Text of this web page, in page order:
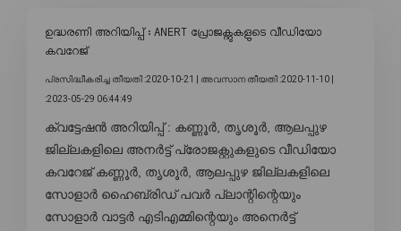
ഉദ്ധരണി അറിയിപ്പ് : ANERT പ്രോജക്റ്റുകളുടെ വീഡിയോ
കവറേജ്
പ്രസിദ്ധീകരിച്ച തീയതി :2020-10-21 | അവസാന തീയതി :2020-11-10 |
:2023-05-29 06:44:49
ക്വട്ടേഷൻ അറിയിപ്പ് : കണ്ണൂർ, തൃശൂർ, ആലപ്പുഴ
ജില്ലകളിലെ അനർട്ട് പ്രോജക്റ്റുകളുടെ വീഡിയോ
കവറേജ് കണ്ണൂർ, തൃശൂർ, ആലപ്പുഴ ജില്ലകളിലെ
സോളാർ ഹൈബ്രിഡ് പവർ പ്ലാന്റിന്റെയും
സോളാർ വാട്ടർ എടിഎമ്മിന്റെയും അനെർട്ട്